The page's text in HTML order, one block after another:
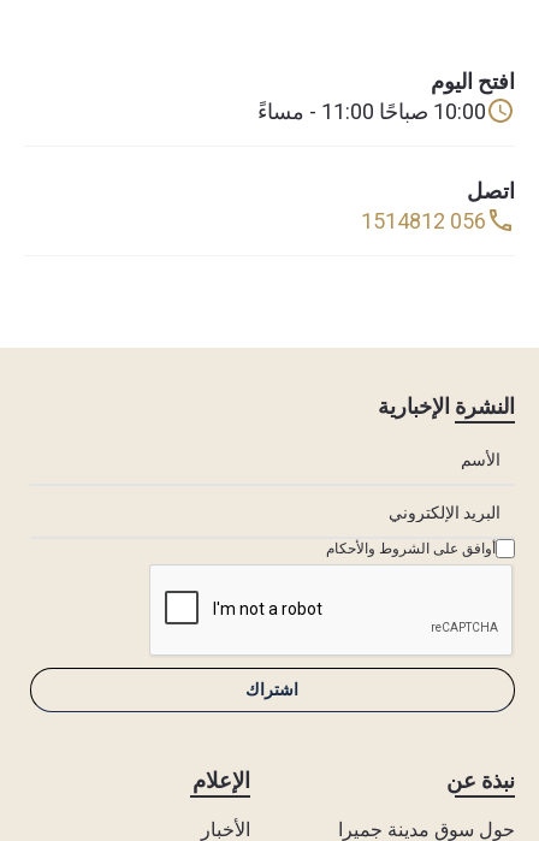
افتح اليوم
10:00 صباحًا 11:00 - مساءً
اتصل
056 1514812
نبذة عن
حول سوق مدينة جميرا
الإعلام
الأخبار
النشرة الإخبارية
أوافق على الشروط والأحكام